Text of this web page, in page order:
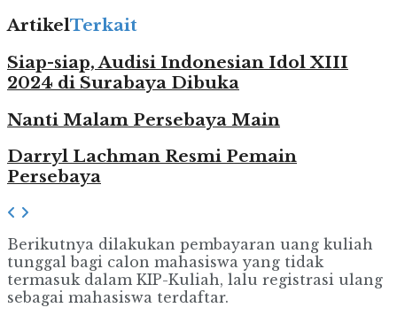
ArtikelTerkait
Siap-siap, Audisi Indonesian Idol XIII
2024 di Surabaya Dibuka
Nanti Malam Persebaya Main
Darryl Lachman Resmi Pemain
Persebaya
Berikutnya dilakukan pembayaran uang kuliah
tunggal bagi calon mahasiswa yang tidak
termasuk dalam KIP-Kuliah, lalu registrasi ulang
sebagai mahasiswa terdaftar.